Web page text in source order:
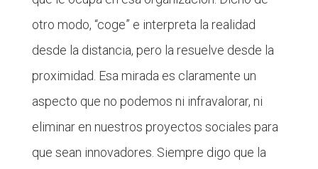
otro modo, “coge” e interpreta la realidad
desde la distancia, pero la resuelve desde la
proximidad. Esa mirada es claramente un
aspecto que no podemos ni infravalorar, ni
eliminar en nuestros proyectos sociales para
que sean innovadores. Siempre digo que la